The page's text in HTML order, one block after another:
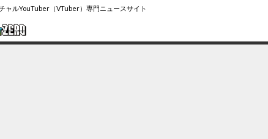
ャルYouTuber（VTuber）専門ニュースサイト